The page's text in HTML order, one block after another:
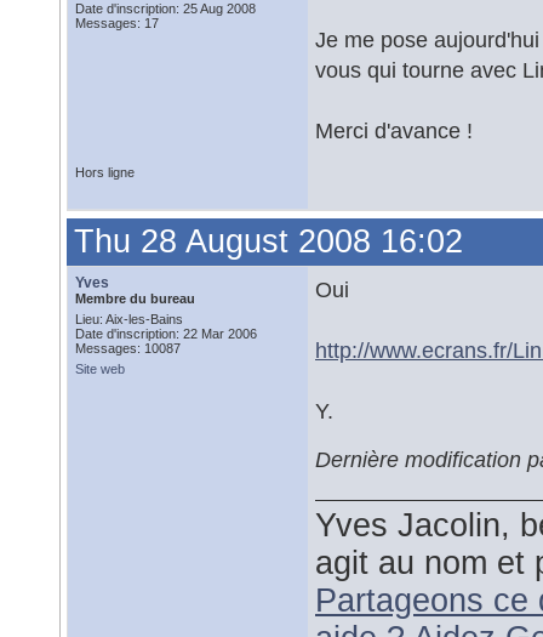
Date d'inscription: 25 Aug 2008
Messages: 17
Je me pose
vous qui tourne avec
Merci d'avance !
Hors ligne
Thu 28 August 2008 16:02
Yves
Membre du bureau
Lieu: Aix-les-Bains
Date d'inscription: 22 Mar 2006
Messages: 10087
Site web
Oui
http://www.ecrans.fr/
Y.
Dernière modification
Yves Jacolin,
agit au nom et
Partageons ce